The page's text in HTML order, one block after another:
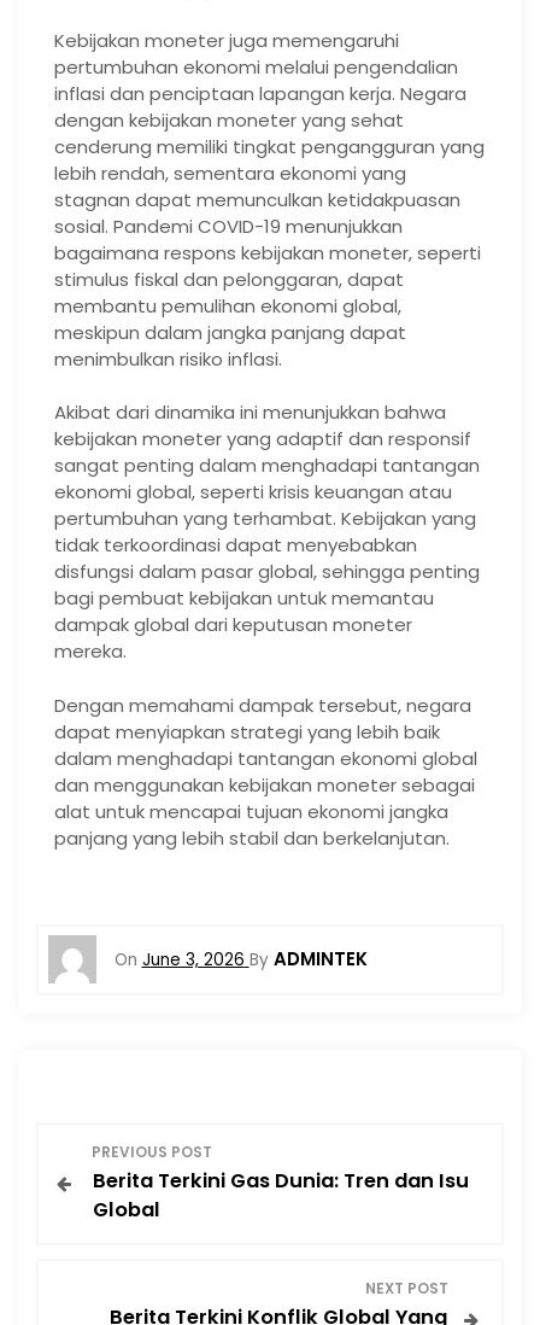
Kebijakan moneter juga memengaruhi
pertumbuhan ekonomi melalui pengendalian
inflasi dan penciptaan lapangan kerja. Negara
dengan kebijakan moneter yang sehat
cenderung memiliki tingkat pengangguran yang
lebih rendah, sementara ekonomi yang
stagnan dapat memunculkan ketidakpuasan
sosial. Pandemi COVID-19 menunjukkan
bagaimana respons kebijakan moneter, seperti
stimulus fiskal dan pelonggaran, dapat
membantu pemulihan ekonomi global,
meskipun dalam jangka panjang dapat
menimbulkan risiko inflasi.
Akibat dari dinamika ini menunjukkan bahwa
kebijakan moneter yang adaptif dan responsif
sangat penting dalam menghadapi tantangan
ekonomi global, seperti krisis keuangan atau
pertumbuhan yang terhambat. Kebijakan yang
tidak terkoordinasi dapat menyebabkan
disfungsi dalam pasar global, sehingga penting
bagi pembuat kebijakan untuk memantau
dampak global dari keputusan moneter
mereka.
Dengan memahami dampak tersebut, negara
dapat menyiapkan strategi yang lebih baik
dalam menghadapi tantangan ekonomi global
dan menggunakan kebijakan moneter sebagai
alat untuk mencapai tujuan ekonomi jangka
panjang yang lebih stabil dan berkelanjutan.
On June 3, 2026 By ADMINTEK
o
PREVIOUS POST
Berita Terkini Gas Dunia: Tren dan Isu
Global
NEXT POST
Berita Terkini Konflik Global Yang